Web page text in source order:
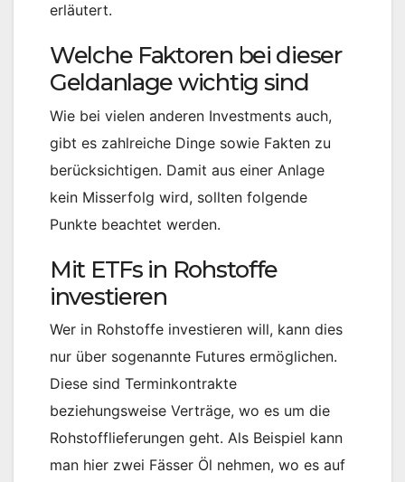
erläutert.
Welche Faktoren bei dieser
Geldanlage wichtig sind
Wie bei vielen anderen Investments auch,
gibt es zahlreiche Dinge sowie Fakten zu
berücksichtigen. Damit aus einer Anlage
kein Misserfolg wird, sollten folgende
Punkte beachtet werden.
Mit ETFs in Rohstoffe
investieren
Wer in Rohstoffe investieren will, kann dies
nur über sogenannte Futures ermöglichen.
Diese sind Terminkontrakte
beziehungsweise Verträge, wo es um die
Rohstofflieferungen geht. Als Beispiel kann
man hier zwei Fässer Öl nehmen, wo es auf